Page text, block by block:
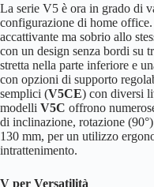
La serie V5 è ora in grado di
configurazione di home
accattivante ma sobrio allo
con un design senza bordi su
stretta nella parte inferiore e
con opzioni di supporto
semplici (V5CE) con diversi
modelli V5C offrono
di inclinazione, rotazione
130 mm, per un utilizzo
intrattenimento.
V per Versatilità